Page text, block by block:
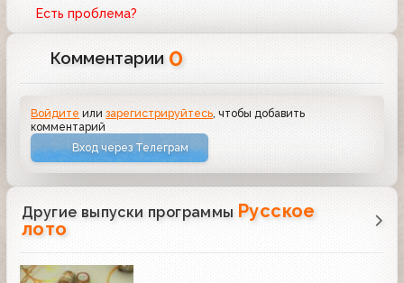
Есть проблема?
Комментарии 0
Войдите илизарегистрируйтесь , чтобы добавить
комментарий
Вход через Телеграм
Другие выпуски программы Русское
лото